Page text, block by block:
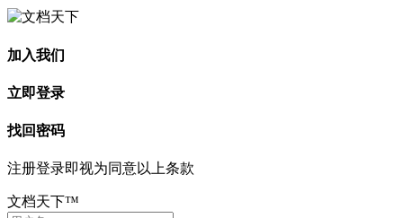
加入我们
立即登录
找回密码
注册登录即视为同意以上条款
文档天下™